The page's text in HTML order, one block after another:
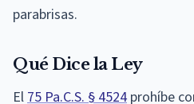
parabrisas.
Qué Dice la Ley
El 75 Pa.C.S. § 4524 prohíbe